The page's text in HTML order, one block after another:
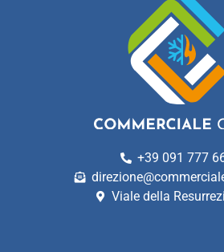
+39 091 777
Viale della